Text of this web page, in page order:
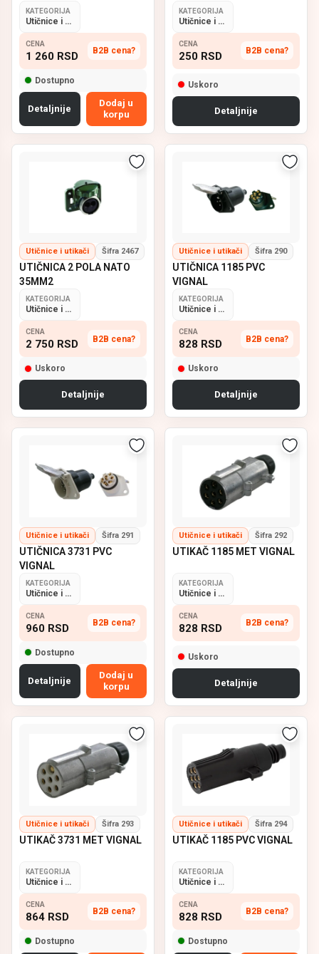
KATEGORIJA
Utičnice i utikači
CENA
1 260 RSD B2B cena?
Dostupno
Detaljnije
Dodaj u
korpu
KATEGORIJA
Utičnice i utikači
CENA
250 RSD B2B cena?
Uskoro
Detaljnije
Utičnice i utikači Šifra 2467
UTIČNICA 2 POLA NATO
35MM2
KATEGORIJA
Utičnice i utikači
CENA
2 750 RSD B2B cena?
Uskoro
Detaljnije
Utičnice i utikači Šifra 290
UTIČNICA 1185 PVC
VIGNAL
KATEGORIJA
Utičnice i utikači
CENA
828 RSD B2B cena?
Uskoro
Detaljnije
Utičnice i utikači Šifra 291
UTIČNICA 3731 PVC
VIGNAL
KATEGORIJA
Utičnice i utikači
CENA
960 RSD B2B cena?
Dostupno
Detaljnije
Dodaj u
korpu
Utičnice i utikači Šifra 292
UTIKAČ 1185 MET VIGNAL
KATEGORIJA
Utičnice i utikači
CENA
828 RSD B2B cena?
Uskoro
Detaljnije
Utičnice i utikači Šifra 293
UTIKAČ 3731 MET VIGNAL
KATEGORIJA
Utičnice i utikači
CENA
864 RSD B2B cena?
Dostupno
Utičnice i utikači Šifra 294
UTIKAČ 1185 PVC VIGNAL
KATEGORIJA
Utičnice i utikači
CENA
828 RSD B2B cena?
Dostupno